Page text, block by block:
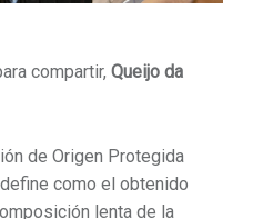
compartir, Queijo da
de Origen Protegida
como el obtenido
lenta de la